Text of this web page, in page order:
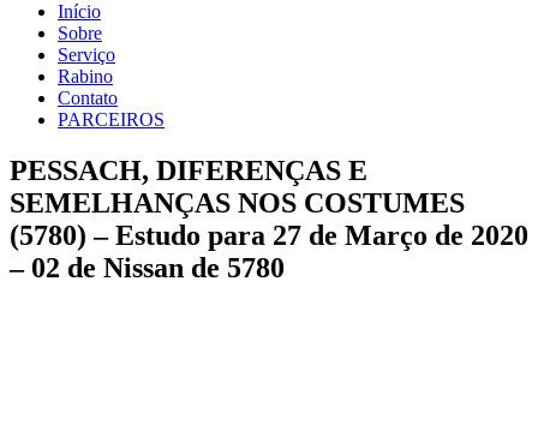
Início
Sobre
Serviço
Rabino
Contato
PARCEIROS
PESSACH, DIFERENÇAS E
SEMELHANÇAS NOS COSTUMES
(5780) – Estudo para 27 de Março de 2020
– 02 de Nissan de 5780